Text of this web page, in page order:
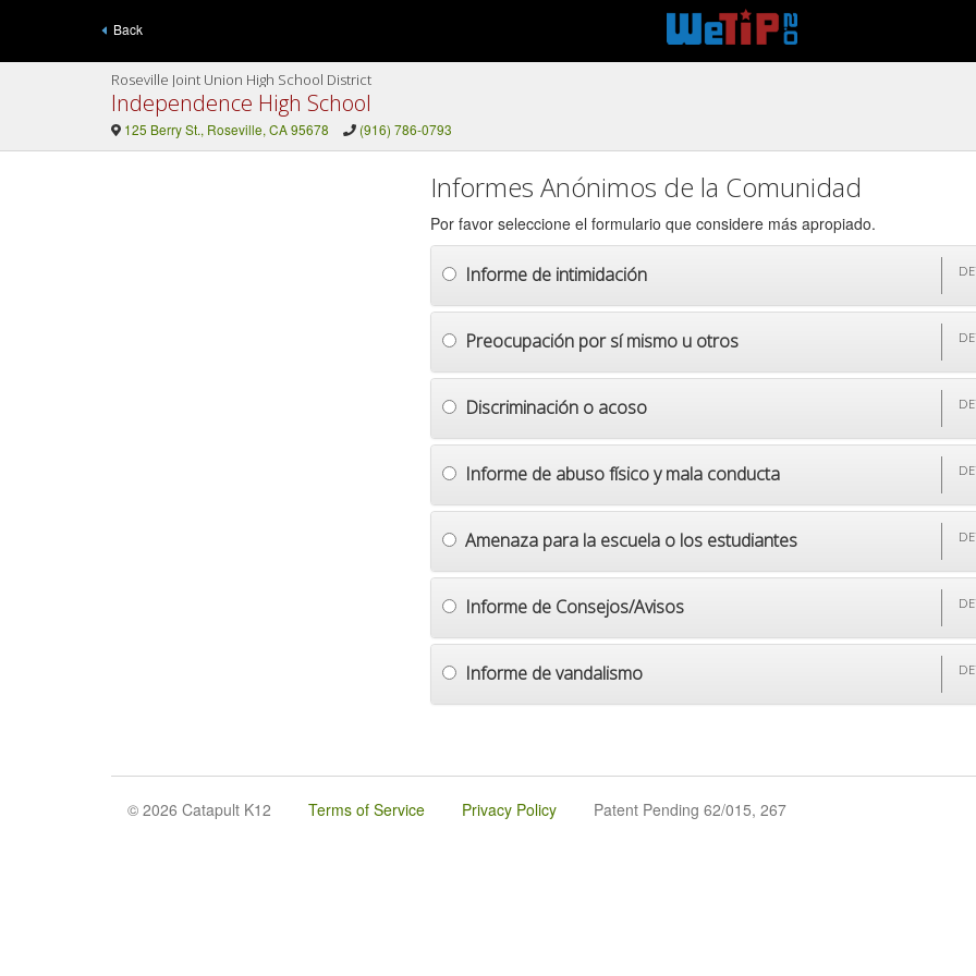
Back
Roseville Joint Union High School District
Independence High School
125 Berry St., Roseville, CA 95678 (916) 786-0793
Informes Anónimos de la Comunidad
Por favor seleccione el formulario que considere más apropiado.
Informe de intimidación
Preocupación por sí mismo u otros
Discriminación o acoso
Informe de abuso físico y mala conducta
Amenaza para la escuela o los estudiantes
Informe de Consejos/Avisos
Informe de vandalismo
© 2026 Catapult K12 Terms of Service Privacy Policy Patent Pending 62/015, 267